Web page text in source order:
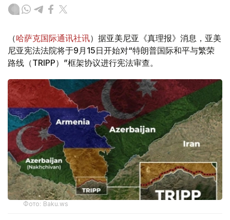
（哈萨克国际通讯社讯）据亚美尼亚《真理报》消息，亚美
尼亚宪法法院将于9月15日开始对“特朗普国际和平与繁荣
路线（TRIPP）”框架协议进行宪法审查。
Фото: Baku.ws